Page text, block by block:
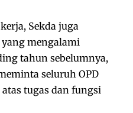
Sekda juga
mengalami
tahun sebelumnya,
seluruh OPD
tugas dan fungsi